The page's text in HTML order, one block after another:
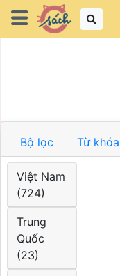
Bộ lọc Từ khóa
Việt Nam
(724)
Trung
Quốc
(23)